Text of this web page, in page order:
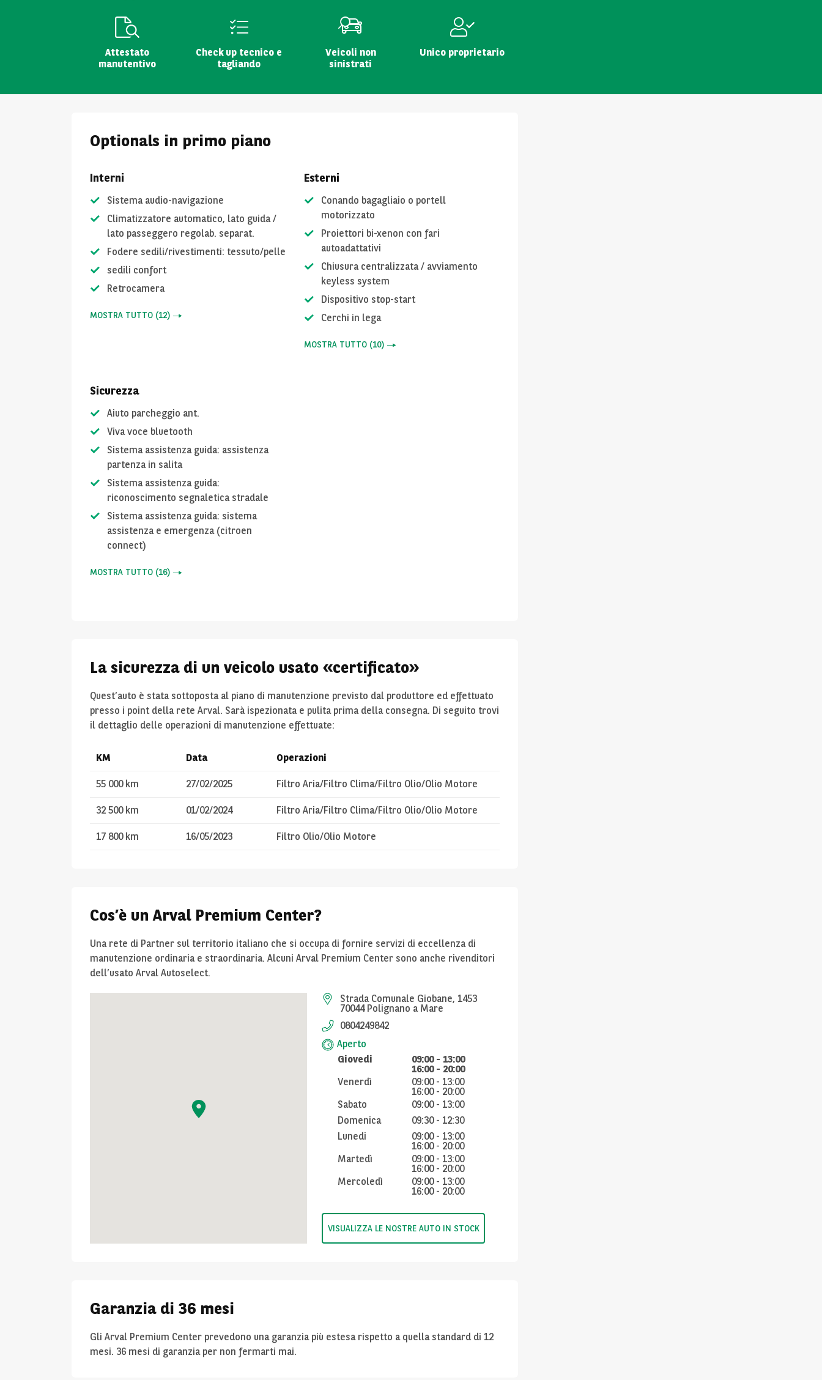
Attestato
manutentivo
Check up tecnico e
tagliando
Veicoli non
sinistrati
Unico proprietario
Optionals in primo piano
Interni
Sistema audio-navigazione
Climatizzatore automatico, lato guida /
lato passeggero regolab. separat.
Fodere sedili/rivestimenti: tessuto/pelle
sedili confort
Retrocamera
MOSTRA TUTTO (12)
Esterni
Conando bagagliaio o portell
motorizzato
Proiettori bi-xenon con fari
autoadattativi
Chiusura centralizzata / avviamento
keyless system
Dispositivo stop-start
Cerchi in lega
MOSTRA TUTTO (10)
Sicurezza
Aiuto parcheggio ant.
Viva voce bluetooth
Sistema assistenza guida: assistenza
partenza in salita
Sistema assistenza guida:
riconoscimento segnaletica stradale
Sistema assistenza guida: sistema
assistenza e emergenza (citroen
connect)
MOSTRA TUTTO (16)
La sicurezza di un veicolo usato «certificato»
Quest’auto è stata sottoposta al piano di manutenzione previsto dal produttore ed effettuato
presso i point della rete Arval. Sarà ispezionata e pulita prima della consegna. Di seguito trovi
il dettaglio delle operazioni di manutenzione effettuate:
KM Data Operazioni
55 000 km 27/02/2025 Filtro Aria/Filtro Clima/Filtro Olio/Olio Motore
32 500 km 01/02/2024 Filtro Aria/Filtro Clima/Filtro Olio/Olio Motore
17 800 km 16/05/2023 Filtro Olio/Olio Motore
Cos’è un Arval Premium Center?
Una rete di Partner sul territorio italiano che si occupa di fornire servizi di eccellenza di
manutenzione ordinaria e straordinaria. Alcuni Arval Premium Center sono anche rivenditori
dell’usato Arval Autoselect.
Strada Comunale Giobane, 1453
70044 Polignano a Mare
0804249842
Aperto
Giovedi
09:00- 13:00
16:00- 20:00
Venerdì
09:00- 13:00
16:00- 20:00
Sabato
09:00- 13:00
Domenica
09:30- 12:30
Lunedi
09:00- 13:00
16:00- 20:00
Martedì
09:00- 13:00
16:00- 20:00
Mercoledì
09:00- 13:00
16:00- 20:00
VISUALIZZA LE NOSTRE AUTO IN STOCK
Garanzia di 36 mesi
Gli Arval Premium Center prevedono una garanzia più estesa rispetto a quella standard di 12
mesi. 36 mesi di garanzia per non fermarti mai.